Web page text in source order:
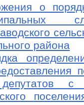
о
района
с